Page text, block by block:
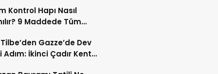
Kontrol Hapı Nasıl
9 Maddede Tüm
Tilbe’den Gazze’de Dev
Adım: İkinci Çadır Kent